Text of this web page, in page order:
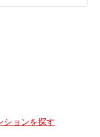
ションを探す